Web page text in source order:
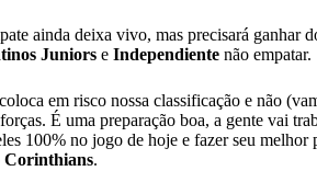
ainda deixa vivo, mas precisará ganhar
Juniors e Independiente não empatar.
em risco nossa classificação e não
É uma preparação boa, a gente vai
100% no jogo de hoje e fazer seu
Corinthians.